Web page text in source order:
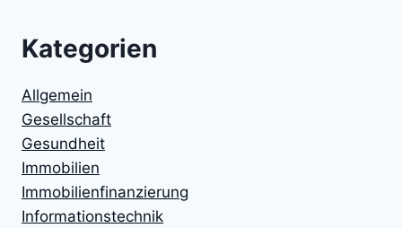
Kategorien
Allgemein
Gesellschaft
Gesundheit
Immobilien
Immobilienfinanzierung
Informationstechnik